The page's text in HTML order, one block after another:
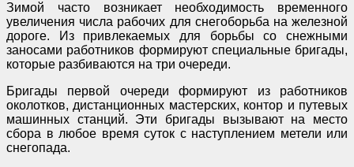
Зимой часто возникает необходимость временного
увеличения числа рабочих для снегоборьба на железной
дороге. Из привлекаемых для борьбы со снежными
заносами работников формируют специальные бригады,
которые разбиваются на три очереди.
Бригады первой очереди формируют из работников
околотков, дистанционных мастерских, контор и путевых
машинных станций. Эти бригады вызывают на место
сбора в любое время суток с наступлением метели или
снегопада.